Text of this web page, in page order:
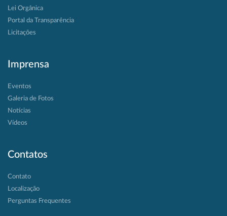
Lei Orgânica
Portal da Transparência
Licitações
Imprensa
Eventos
Galeria de Fotos
Notícias
Vídeos
Contatos
Contato
Localização
Perguntas Frequentes